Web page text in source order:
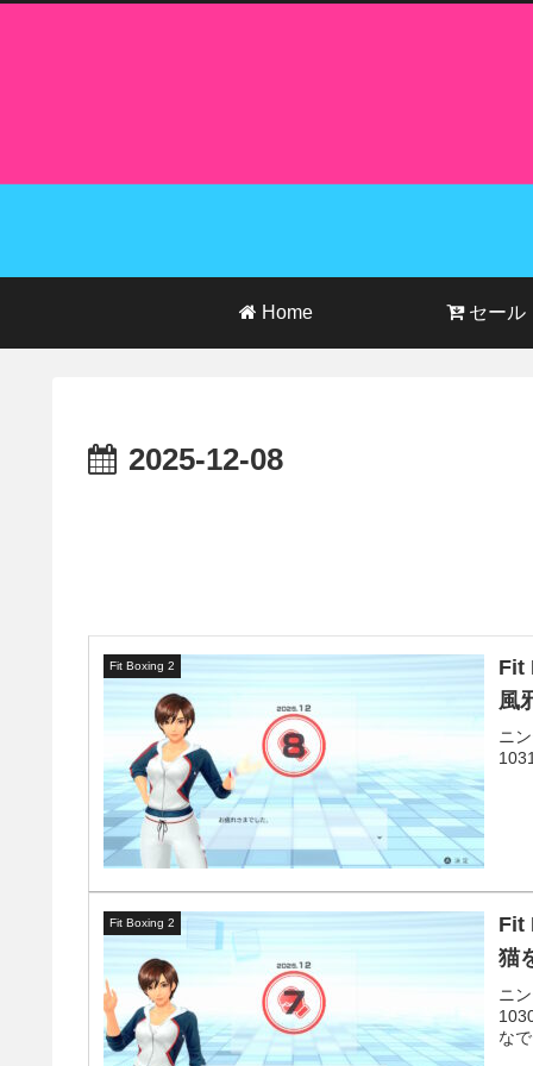
Home セール
2025-12-08
Fit Boxing 2
Fit
風
ニ
Fit Boxing 2
Fit
猫
ニ
な